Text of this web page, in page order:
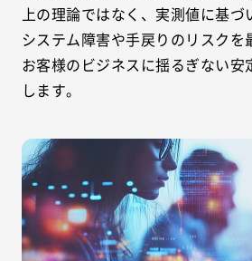
上の理論ではなく、実測値に基づ
システム障害や手戻りのリスクを
お客様のビジネスに揺るぎない安
します。